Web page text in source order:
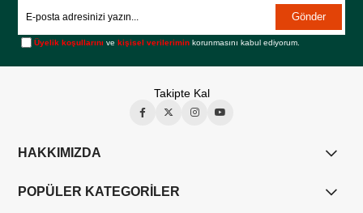
Gönder
Üyelik koşullarını vekişisel verilerimin korunmasını kabul ediyorum.
Takipte Kal
HAKKIMIZDA
POPÜLER KATEGORİLER